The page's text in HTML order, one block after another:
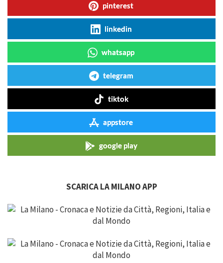
pinterest
linkedin
whatsapp
telegram
tiktok
appstore
google play
SCARICA LA MILANO APP